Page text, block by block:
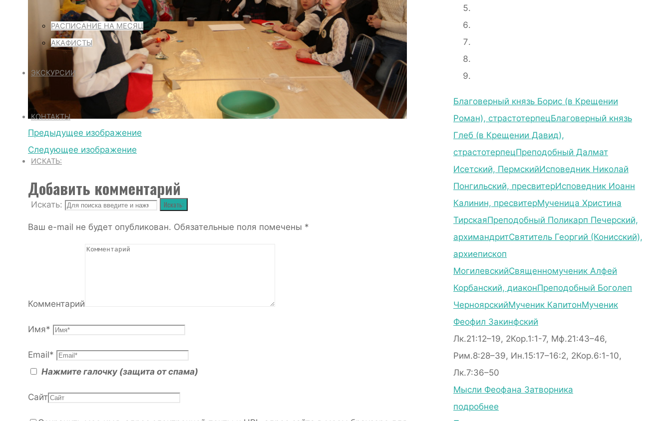
РАСПИСАНИЕ НА МЕСЯЦ
АКАФИСТЫ
ЭКСКУРСИИ
КОНТАКТЫ
ИСКАТЬ:
Искать: Искать:
Предыдущее изображение
Следующее изображение
Добавить комментарий
Ваш e-mail не будет опубликован. Обязательные поля помечены *
Комментарий
Имя*
Email*
Нажмите галочку (защита от спама)
Сайт
Благоверный князь Борис (в Крещении
Роман), страстотерпецБлаговерный князь
Глеб (в Крещении Давид),
страстотерпецПреподобный Далмат
Исетский, ПермскийИсповедник Николай
Понгильский, пресвитерИсповедник Иоанн
Калинин, пресвитерМученица Христина
ТирскаяПреподобный Поликарп Печерский,
архимандритСвятитель Георгий (Конисский),
архиепископ
МогилевскийСвященномученик Алфей
Корбанский, диаконПреподобный Боголеп
ЧерноярскийМученик КапитонМученик
Феофил Закинфский
Лк.21:12–19, 2Кор.1:1-7, Мф.21:43–46,
Рим.8:28–39, Ин.15:17–16:2, 2Кор.6:1-10,
Лк.7:36–50
Мысли Феофана Затворника
подробнее